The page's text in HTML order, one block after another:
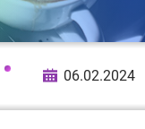
06.02.2024